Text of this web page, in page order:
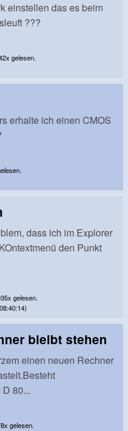
einstellen das es beim
???
gelesen.
erhalte ich einen CMOS
dass ich im Explorer
den Punkt
gelesen.
bleibt stehen
einen neuen Rechner
80...
gelesen.